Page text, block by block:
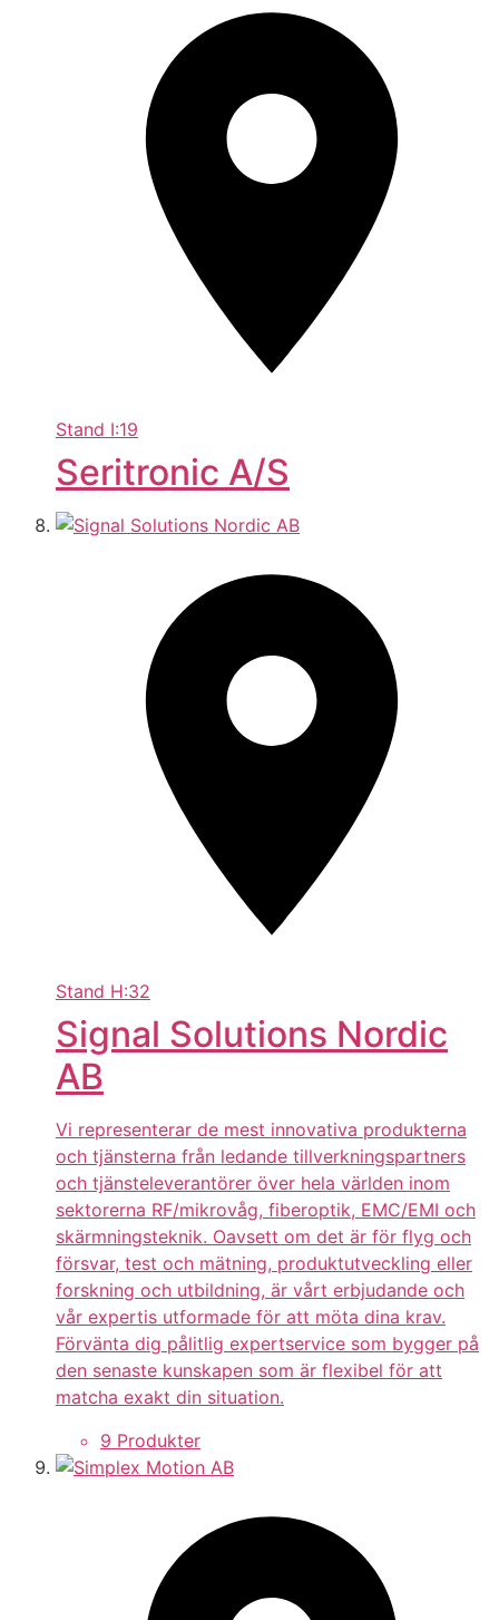
Stand I:19
Seritronic A/S
Stand H:32
Signal Solutions Nordic
AB
Vi representerar de mest innovativa produkterna
och tjänsterna från ledande tillverkningspartners
och tjänsteleverantörer över hela världen inom
sektorerna RF/mikrovåg, fiberoptik, EMC/EMI och
skärmningsteknik. Oavsett om det är för flyg och
försvar, test och mätning, produktutveckling eller
forskning och utbildning, är vårt erbjudande och
vår expertis utformade för att möta dina krav.
Förvänta dig pålitlig expertservice som bygger på
den senaste kunskapen som är flexibel för att
matcha exakt din situation.
9 Produkter